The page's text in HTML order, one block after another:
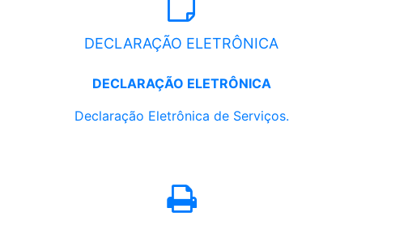
DECLARAÇÃO ELETRÔNICA
DECLARAÇÃO ELETRÔNICA
Declaração Eletrônica de Serviços.